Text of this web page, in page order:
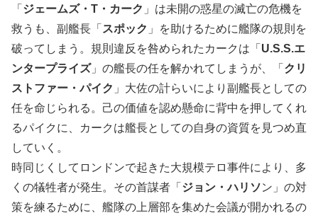
「 ジェームズ・T・カーク 」は未開の惑星の滅亡の危機を
救うも、副艦長「 スポック 」を助けるために艦隊の規則を
破ってしまう。規則違反を咎められたカークは「 U.S.S.エ
ンタープライズ」の艦長の任を解かれてしまうが、「 クリ
ストファー・パイク 」大佐の計らいにより副艦長としての
任を命じられる。己の価値を認め懸命に背中を押してくれ
るパイクに、カークは艦長としての自身の資質を見つめ直
していく。
時同じくしてロンドンで起きた大規模テロ事件により、多
くの犠牲者が発生。その首謀者「 ジョン・ハリソン」の対
策を練るために、艦隊の上層部を集めた会議が開かれるの